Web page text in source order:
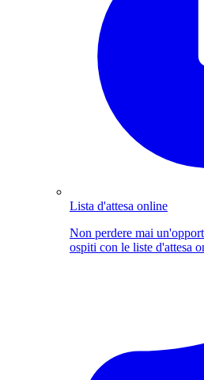
Lista d'attesa online
Non perdere mai
ospiti con le liste d'attesa